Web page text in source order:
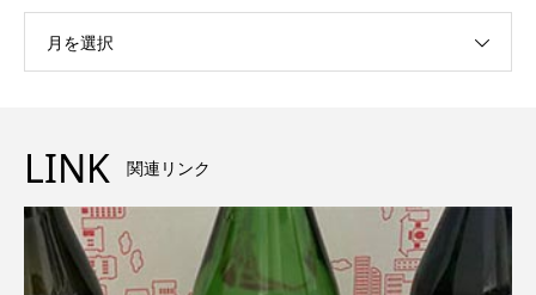
月を選択
LINK 関連リンク